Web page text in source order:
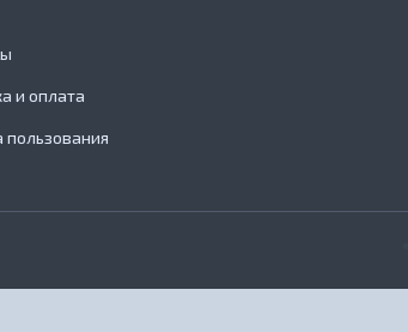
и оплата
пользования